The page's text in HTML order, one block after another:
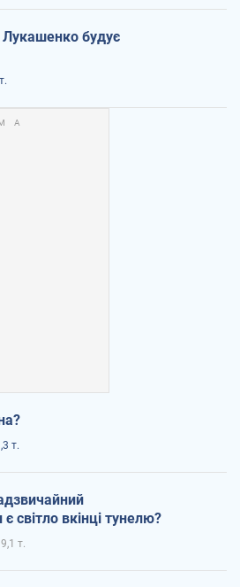
Лукашенко будує
т.
світло вкінці тунелю?
9,1 т.